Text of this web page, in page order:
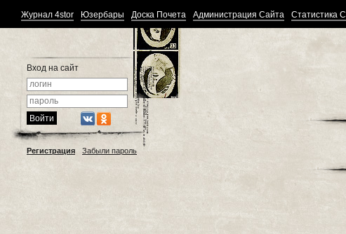
Журнал 4stor Юзербары Доска Почета Администрация Сайта Статистика
Вход на сайт
Регистрация Забыли пароль